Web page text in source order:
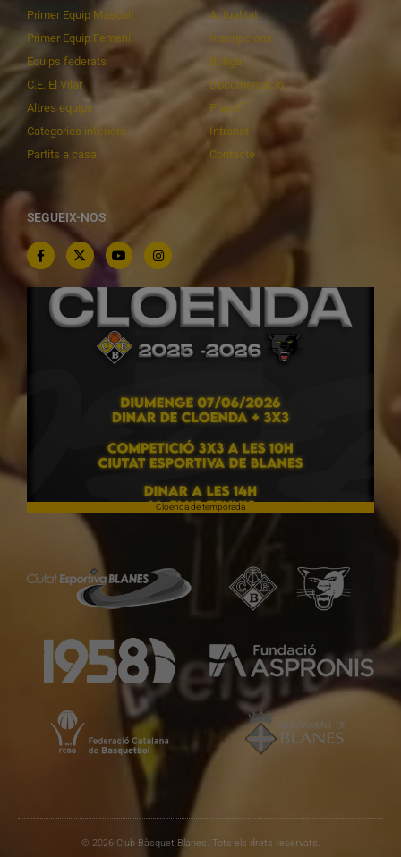
Primer Equip Masculí
Primer Equip Femení
Equips federats
C.E. El Vilar
Altres equips
Categories inferiors
Partits a casa
Actualitat
Inscripcions
Botiga
Documentació
Playoff
Intranet
Contacte
SEGUEIX-NOS
Cloenda de temporada
© 2026 Club Bàsquet Blanes. Tots els drets reservats.